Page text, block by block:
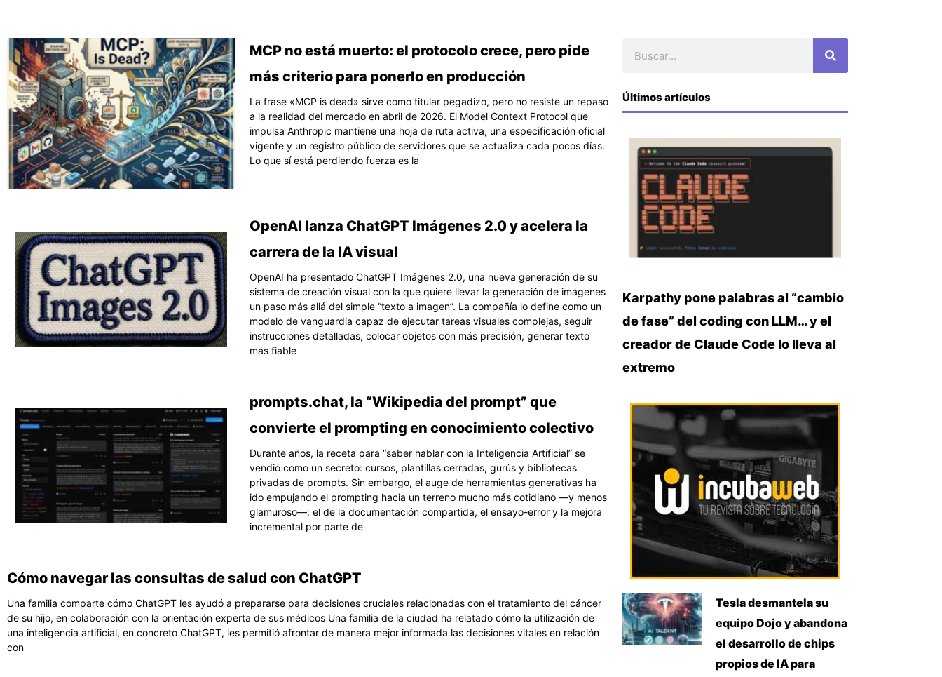
MCP no está muerto: el protocolo crece, pero pide
más criterio para ponerlo en producción
La frase «MCP is dead» sirve como titular pegadizo, pero no resiste un repaso
a la realidad del mercado en abril de 2026. El Model Context Protocol que
impulsa Anthropic mantiene una hoja de ruta activa, una especificación oficial
vigente y un registro público de servidores que se actualiza cada pocos días.
Lo que sí está perdiendo fuerza es la
OpenAI lanza ChatGPT Imágenes 2.0 y acelera la
carrera de la IA visual
OpenAI ha presentado ChatGPT Imágenes 2.0, una nueva generación de su
sistema de creación visual con la que quiere llevar la generación de imágenes
un paso más allá del simple “texto a imagen”. La compañía lo define como un
modelo de vanguardia capaz de ejecutar tareas visuales complejas, seguir
instrucciones detalladas, colocar objetos con más precisión, generar texto
más fiable
prompts.chat, la “Wikipedia del prompt” que
convierte el prompting en conocimiento colectivo
Durante años, la receta para “saber hablar con la Inteligencia Artificial” se
vendió como un secreto: cursos, plantillas cerradas, gurús y bibliotecas
privadas de prompts. Sin embargo, el auge de herramientas generativas ha
ido empujando el prompting hacia un terreno mucho más cotidiano —y menos
glamuroso—: el de la documentación compartida, el ensayo-error y la mejora
incremental por parte de
Cómo navegar las consultas de salud con ChatGPT
Una familia comparte cómo ChatGPT les ayudó a prepararse para decisiones cruciales relacionadas con el tratamiento del cáncer
de su hijo, en colaboración con la orientación experta de sus médicos Una familia de la ciudad ha relatado cómo la utilización de
una inteligencia artificial, en concreto ChatGPT, les permitió afrontar de manera mejor informada las decisiones vitales en relación
con
PáginaPáginaPáginaPáginaPágina
Últimos artículos
Karpathy pone palabras al “cambio
de fase” del coding con LLM… y el
creador de Claude Code lo lleva al
extremo
Tesla desmantela su
equipo Dojo y abandona
el desarrollo de chips
propios de IA para